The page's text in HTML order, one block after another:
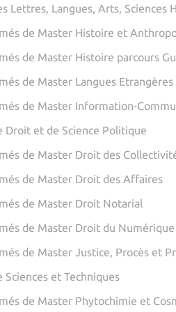
Lettres, Langues, Arts, Sciences
de Master Histoire et
de Master Histoire parcours
de Master Langues
de Master Information-
Droit et de Science Politique
de Master Droit des
de Master Droit des Affaires
de Master Droit Notarial
de Master Droit du Numérique
de Master Justice, Procès et
Sciences et Techniques
de Master Phytochimie et